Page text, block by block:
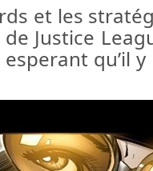
et les
Justice
qu’il y